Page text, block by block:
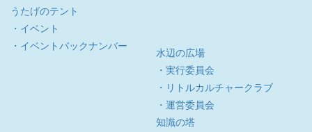
うたげのテント
・イベント
・イベントバックナンバー
水辺の広場
・実行委員会
・リトルカルチャークラブ
・運営委員会
知識の塔